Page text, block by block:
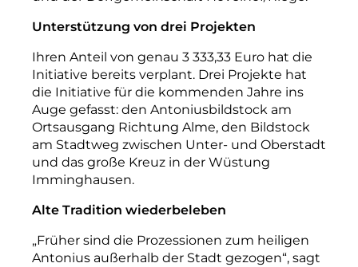
Unterstützung von drei Projekten
Ihren Anteil von genau 3 333,33 Euro hat die
Initiative bereits verplant. Drei Projekte hat
die Initiative für die kommenden Jahre ins
Auge gefasst: den Antoniusbildstock am
Ortsausgang Richtung Alme, den Bildstock
am Stadtweg zwischen Unter- und Oberstadt
und das große Kreuz in der Wüstung
Imminghausen.
Alte Tradition wiederbeleben
„Früher sind die Prozessionen zum heiligen
Antonius außerhalb der Stadt gezogen“, sagt